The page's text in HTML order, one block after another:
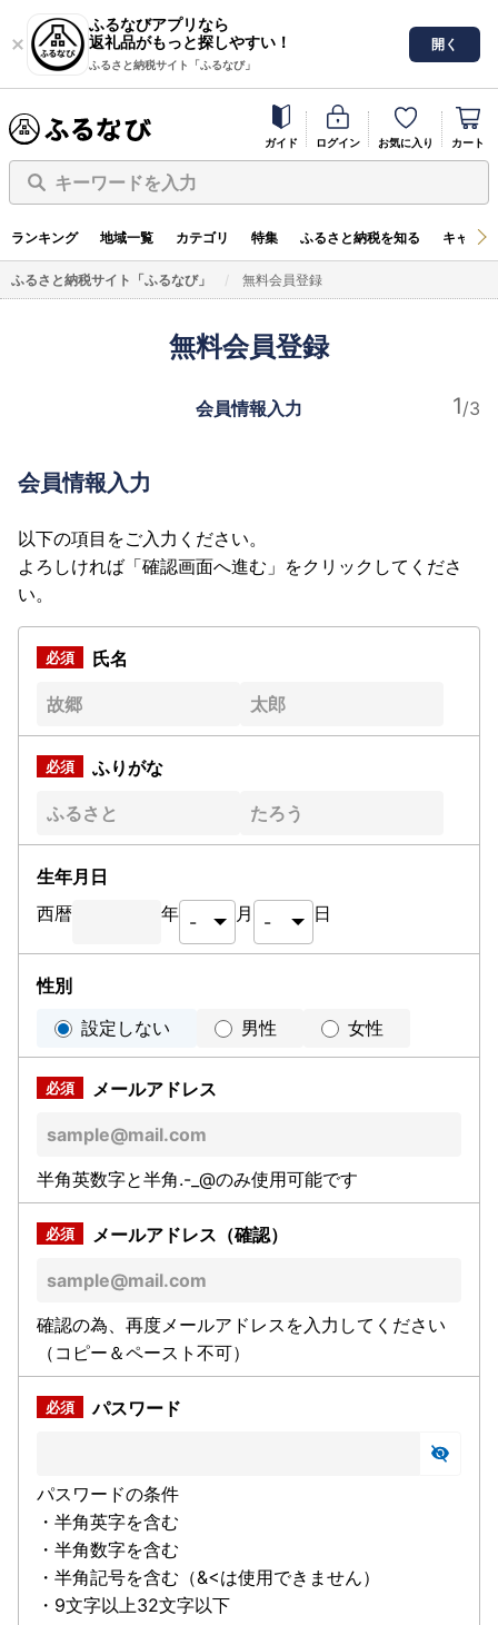
ふるなびアプリなら
返礼品がもっと探しやすい！
ふるさと納税サイト「ふるなび」
開く
ガイド ログイン お気に入り カート
キーワードを入力
ランキング 地域一覧 カテゴリ 特集 ふるさと納税を知る キャン
ふるさと納税サイト「ふるなび」 無料会員登録
無料会員登録
会員情報入力
会員情報入力
以下の項目をご入力ください。
よろしければ「確認画面へ進む」をクリックしてくださ
い。
氏名
ふりがな
生年月日
西暦
年 月 日
性別
設定しない
男性 女性
メールアドレス
半角英数字と半角.-_@のみ使用可能です
メールアドレス（確認）
確認の為、再度メールアドレスを入力してください
（コピー＆ペースト不可）
パスワード
パスワードの条件
・半角英字を含む
・半角数字を含む
・半角記号を含む（&<は使用できません）
・9文字以上32文字以下